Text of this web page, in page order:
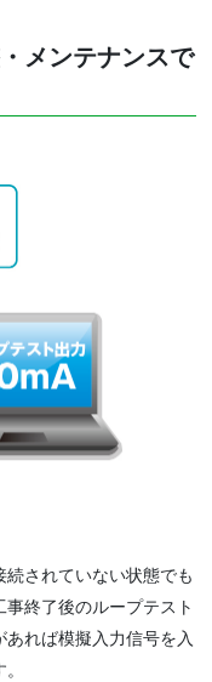
メンテナンスで
されていない状態でも
終了後のループテスト
れば模擬入力信号を入